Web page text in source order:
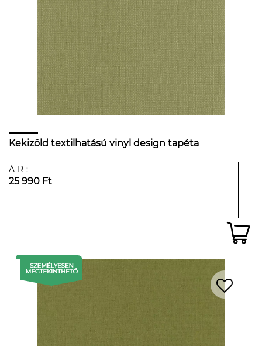
Kekizöld textilhatású vinyl design tapéta
ÁR:
25 990 Ft